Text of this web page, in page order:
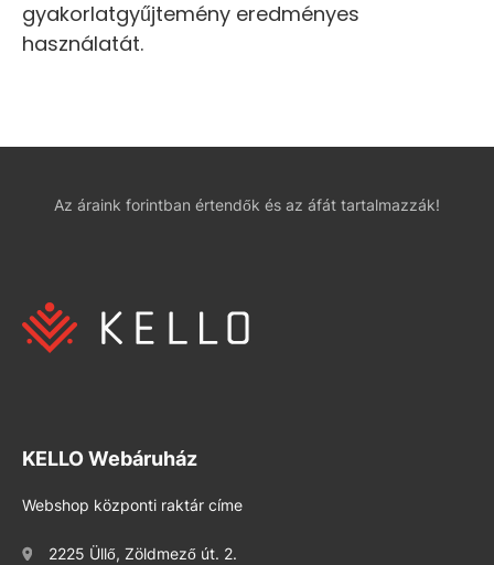
gyakorlatgyűjtemény eredményes
használatát.
Az áraink forintban értendők és az áfát tartalmazzák!
KELLO Webáruház
Webshop központi raktár címe
2225 Üllő, Zöldmező út. 2.